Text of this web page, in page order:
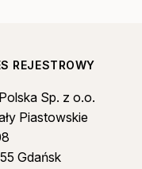
REJESTROWY
Sp. z o.o.
Piastowskie
Gdańsk